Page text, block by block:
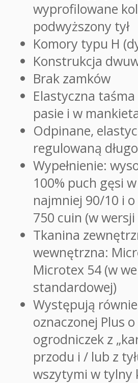
wyprofilowane
podwyższony tył
Komory typu H
Konstrukcja
Brak zamków
Elastyczna
pasie i w
Odpinane,
regulowaną
Wypełnienie:
100% puch gęsi
najmniej 90/10 i
750 cuin (w
Tkanina
wewnętrzna:
Microtex 54 (w
standardowej)
Występują
oznaczonej Plus
ogrodniczek z
przodu i / lub z
wszytymi w tylny